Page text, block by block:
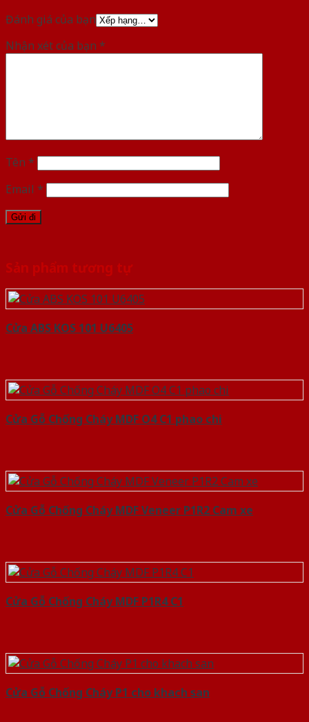
Đánh giá của bạn
Nhận xét của bạn *
Tên *
Email *
Sản phẩm tương tự
Cửa ABS KOS 101 U6405
Cửa Gỗ Chống Cháy MDF O4 C1 phao chi
Cửa Gỗ Chống Cháy MDF Veneer P1R2 Cam xe
Cửa Gỗ Chống Cháy MDF P1R4 C1
Cửa Gỗ Chống Cháy P1 cho khach san